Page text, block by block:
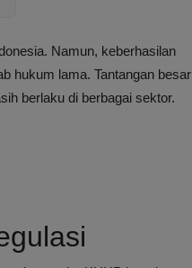
Namun, keberhasilan
hukum lama. Tantangan besar
berlaku di berbagai sektor.